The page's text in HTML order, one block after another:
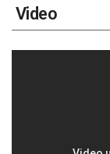
Video